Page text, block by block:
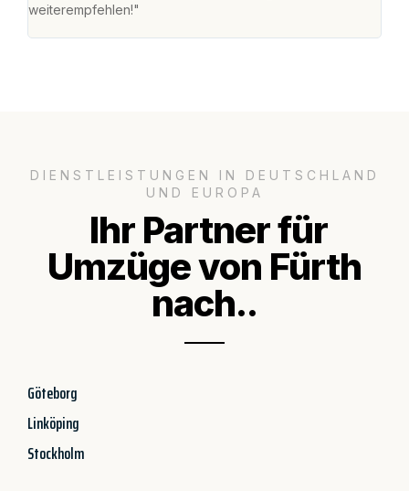
weiterempfehlen!"
DIENSTLEISTUNGEN IN DEUTSCHLAND
UND EUROPA
Ihr Partner für
Umzüge von Fürth
nach..
Göteborg
Linköping
Stockholm